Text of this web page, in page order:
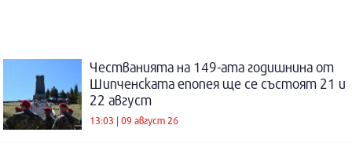
Честванията на 149-ата годишнина от
Шипченската епопея ще се състоят 21 и
22 август
13:03 | 09 август 26